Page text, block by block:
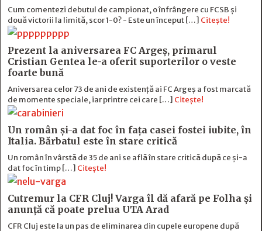
Cum comentezi debutul de campionat, o înfrângere cu FCSB și
două victorii la limită, scor 1-0? - Este un început […] Citește!
Prezent la aniversarea FC Argeș, primarul
Cristian Gentea le-a oferit suporterilor o veste
foarte bună
Aniversarea celor 73 de ani de existență ai FC Argeș a fost marcată
de momente speciale, iar printre cei care […] Citește!
Un român și-a dat foc în fața casei fostei iubite, în
Italia. Bărbatul este în stare critică
Un român în vârstă de 35 de ani se află în stare critică după ce și-a
dat foc în timp […] Citește!
Cutremur la CFR Cluj! Varga îl dă afară pe Folha și
anunță că poate prelua UTA Arad
CFR Cluj este la un pas de eliminarea din cupele europene după